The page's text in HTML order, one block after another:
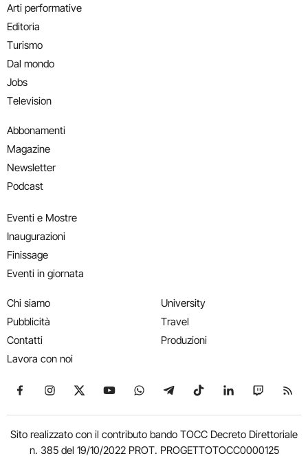
Arti performative
Editoria
Turismo
Dal mondo
Jobs
Television
Abbonamenti
Magazine
Newsletter
Podcast
Eventi e Mostre
Inaugurazioni
Finissage
Eventi in giornata
Chi siamo
Pubblicità
Contatti
Lavora con noi
University
Travel
Produzioni
Seguici su Facebook
Seguici su Instagram
Seguici su X
Seguici su YouTube
Seguici su WhatsApp
Seguici su Telegram
Seguici su TikTok
Seguici su
Seguici
Sito realizzato con il contributo bando TOCC Decreto Direttoriale
n. 385 del 19/10/2022 PROT. PROGETTOTOCC0000125